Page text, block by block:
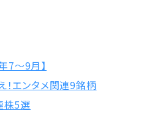
7～9月】
エンタメ関連9銘柄
株5選